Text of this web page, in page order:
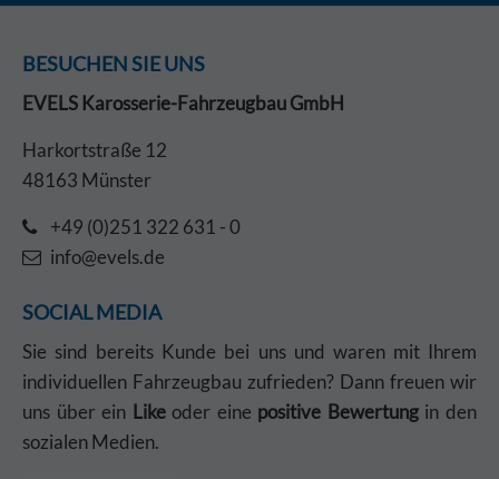
BESUCHEN SIE UNS
EVELS Karosserie-Fahrzeugbau GmbH
Harkortstraße 12
48163 Münster
+49 (0)251 322 631 - 0
info@evels.de
SOCIAL MEDIA
Sie sind bereits Kunde bei uns und waren mit Ihrem
individuellen Fahrzeugbau zufrieden? Dann freuen wir
uns über ein Likeoder eine positive Bewertungin den
sozialen Medien.